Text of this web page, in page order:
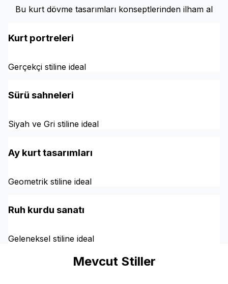
Bu kurt dövme tasarımları konseptlerinden ilham al
Kurt portreleri
Gerçekçi stiline ideal
Sürü sahneleri
Siyah ve Gri stiline ideal
Ay kurt tasarımları
Geometrik stiline ideal
Ruh kurdu sanatı
Geleneksel stiline ideal
Mevcut Stiller